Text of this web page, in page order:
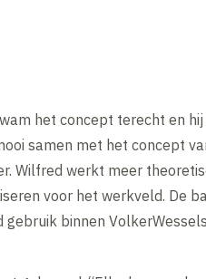
het concept terecht en
samen met het concept
Wilfred werkt meer
voor het werkveld. De
binnen